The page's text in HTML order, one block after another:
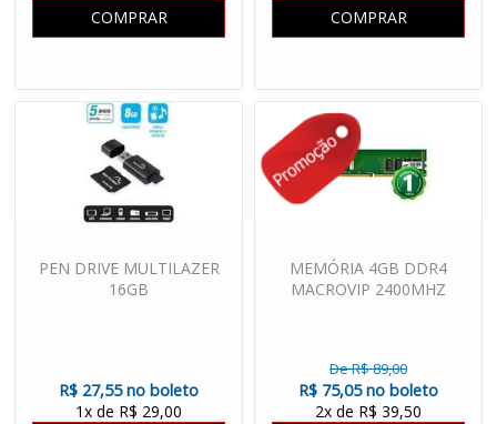
COMPRAR
COMPRAR
PEN DRIVE MULTILAZER
16GB
R$ 27,55 no boleto
1x de R$ 29,00
MEMÓRIA 4GB DDR4
MACROVIP 2400MHZ
De R$ 89,00
R$ 75,05 no boleto
2x de R$ 39,50